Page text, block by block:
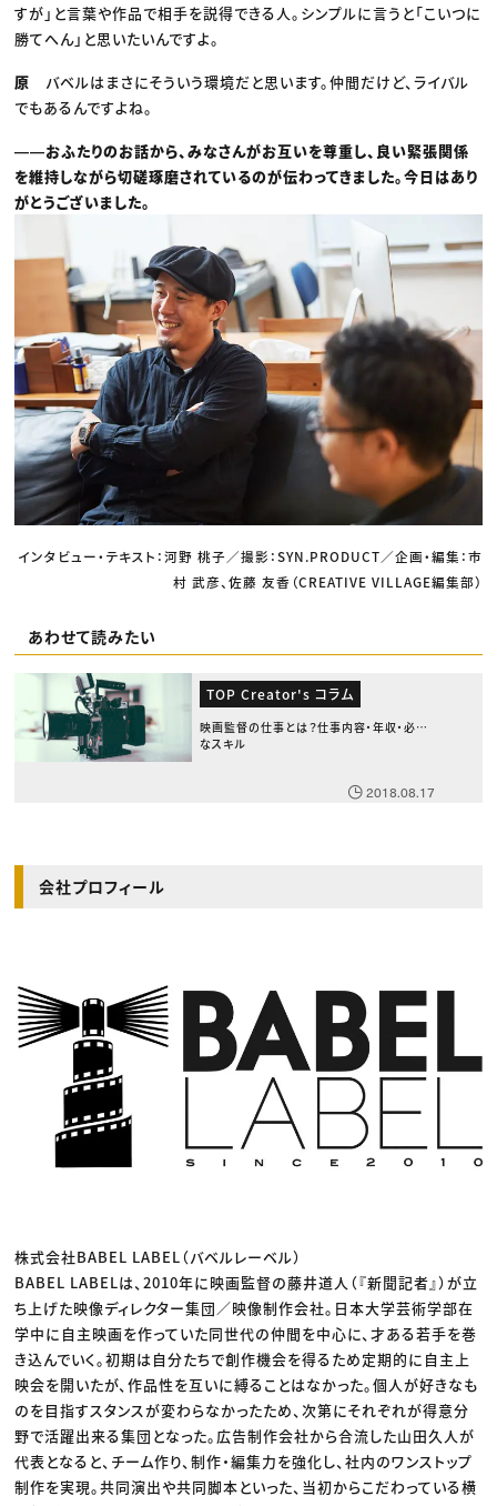
すが」と言葉や作品で相手を説得できる人。シンプルに言うと「こいつに
勝てへん」と思いたいんですよ。
原 バベルはまさにそういう環境だと思います。仲間だけど、ライバル
でもあるんですよね。
――おふたりのお話から、みなさんがお互いを尊重し、良い緊張関係
を維持しながら切磋琢磨されているのが伝わってきました。今日はあり
がとうございました。
インタビュー・テキスト：河野 桃子／撮影：SYN.PRODUCT／企画・編集：市
村 武彦、佐藤 友香（CREATIVE VILLAGE編集部）
あわせて読みたい
TOP Creator's コラム
映画監督の仕事とは？仕事内容・年収・必要
なスキル
2018.08.17
会社プロフィール
株式会社BABEL LABEL（バベルレーベル）
BABEL LABELは、2010年に映画監督の藤井道人（『新聞記者』）が立
ち上げた映像ディレクター集団／映像制作会社。日本大学芸術学部在
学中に自主映画を作っていた同世代の仲間を中心に、才ある若手を巻
き込んでいく。初期は自分たちで創作機会を得るため定期的に自主上
映会を開いたが、作品性を互いに縛ることはなかった。個人が好きなも
のを目指すスタンスが変わらなかったため、次第にそれぞれが得意分
野で活躍出来る集団となった。広告制作会社から合流した山田久人が
代表となると、チーム作り、制作・編集力を強化し、社内のワンストップ
制作を実現。共同演出や共同脚本といった、当初からこだわっている横